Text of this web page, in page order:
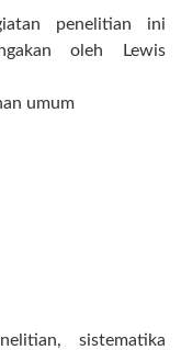
penelitian ini
oleh Lewis
umum
sistematika